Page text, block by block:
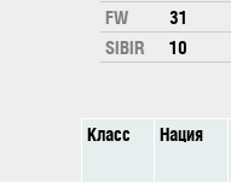
FW
31
SIBIR
10
Класс Нация